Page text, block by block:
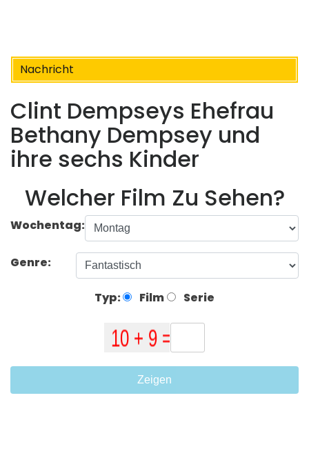
Nachricht
Clint Dempseys Ehefrau
Bethany Dempsey und
ihre sechs Kinder
Welcher Film Zu Sehen?
Wochentag:
Genre:
Typ: Film Serie
Zeigen